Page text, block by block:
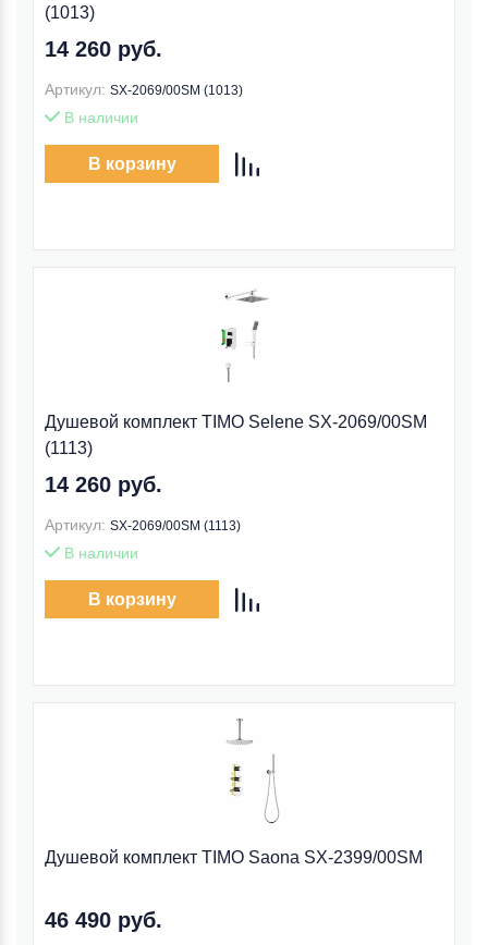
(1013)
14 260 руб.
Артикул: SX-2069/00SM (1013)
В наличии
В корзину
Душевой комплект TIMO Selene SX-2069/00SM
(1113)
14 260 руб.
Артикул: SX-2069/00SM (1113)
В наличии
В корзину
Душевой комплект TIMO Saona SX-2399/00SM
46 490 руб.